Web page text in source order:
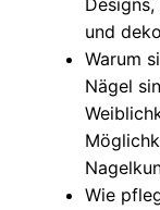
und
Warum
Nägel
Wie